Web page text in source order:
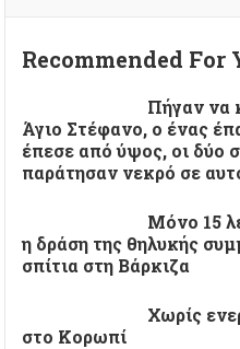
Recommended For
Πήγαν να
Άγιο Στέφανο, ο ένας
έπεσε από ύψος, οι δύο
παράτησαν νεκρό σε
Μόνο 15
η δράση της θηλυκής
σπίτια στη Βάρκιζα
Χωρίς
στο Κορωπί